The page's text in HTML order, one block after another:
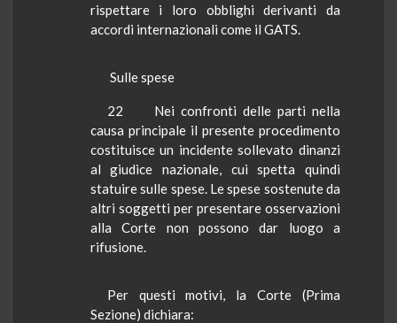
rispettare i loro obblighi derivanti da
accordi internazionali come il GATS.
Sulle spese
22
Nei confronti delle parti nella
causa principale il presente procedimento
costituisce un incidente sollevato dinanzi
al giudice nazionale, cui spetta quindi
statuire sulle spese. Le spese sostenute da
altri soggetti per presentare osservazioni
alla Corte non possono dar luogo a
rifusione.
Per questi motivi, la Corte (Prima
Sezione) dichiara: